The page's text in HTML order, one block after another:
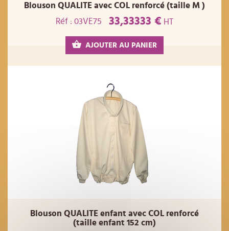
Blouson QUALITE avec COL renforcé (taille M )
Réf : 03VE75
33,33333 € HT
AJOUTER AU PANIER
Blouson QUALITE enfant avec COL renforcé
(taille enfant 152 cm)